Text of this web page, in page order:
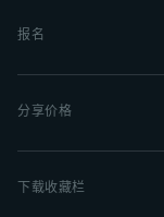
报名
分享价格
下载收藏栏